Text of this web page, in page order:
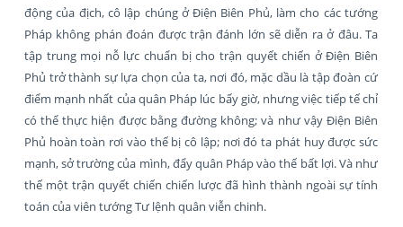
động của địch, cô lập chúng ở Điện Biên Phủ, làm cho các tướng
Pháp không phán đoán được trận đánh lớn sẽ diễn ra ở đâu. Ta
tập trung mọi nỗ lực chuẩn bị cho trận quyết chiến ở Điện Biên
Phủ trở thành sự lựa chọn của ta, nơi đó, mặc dầu là tập đoàn cứ
điểm mạnh nhất của quân Pháp lúc bấy giờ, nhưng việc tiếp tế chỉ
có thể thực hiện được bằng đường không; và như vậy Điện Biên
Phủ hoàn toàn rơi vào thế bị cô lập; nơi đó ta phát huy được sức
mạnh, sở trường của mình, đẩy quân Pháp vào thế bất lợi. Và như
thế một trận quyết chiến chiến lược đã hình thành ngoài sự tính
toán của viên tướng Tư lệnh quân viễn chinh.